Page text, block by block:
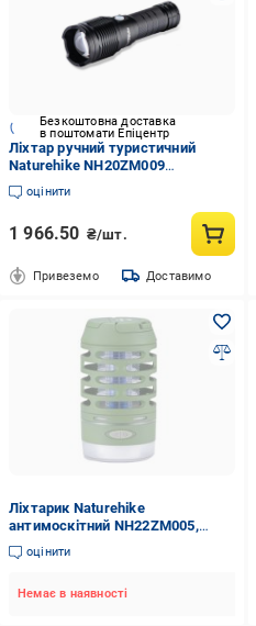
Безкоштовна доставка
в поштомати Епіцентр
Ліхтар ручний туристичний
Naturehike NH20ZM009
(6927595748398)
оцінити
1 966.50 ₴/шт.
Привеземо Доставимо
Ліхтарик Naturehike
антимоскітний NH22ZM005,
зелений 200 Lm 003656788
оцінити
Немає в наявності